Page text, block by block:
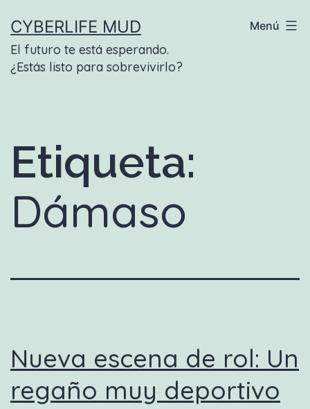
contenido
CYBERLIFE MUD
El futuro te está esperando.
¿Estás listo para sobrevivirlo?
Menú
Etiqueta:
Dámaso
Nueva escena de rol: Un
regaño muy deportivo